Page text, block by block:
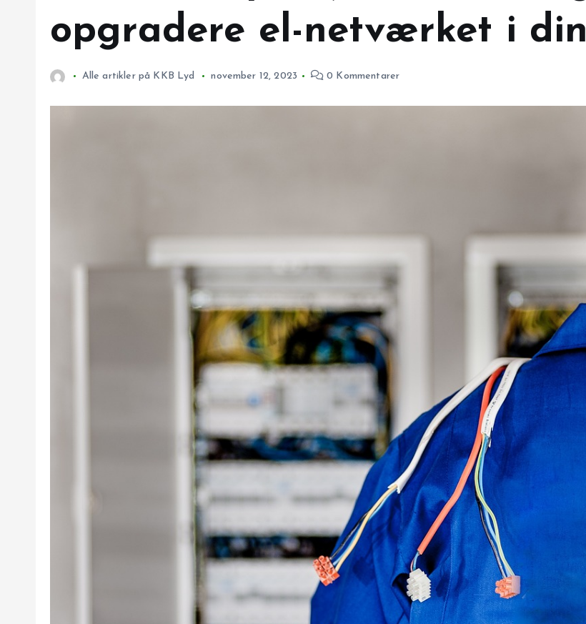
opgradere el-netværket i
Alle artikler på KKB Lyd november 12, 2023 0 Kommentarer